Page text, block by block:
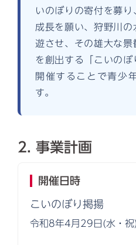
いのぼりの寄付を募
成長を願い、狩野川
遊させ、その雄大な
を創出する「こいの
開催することで青少
す。
2. 事業計画
開催日時
こいのぼり掲揚
令和8年4月29日(水・